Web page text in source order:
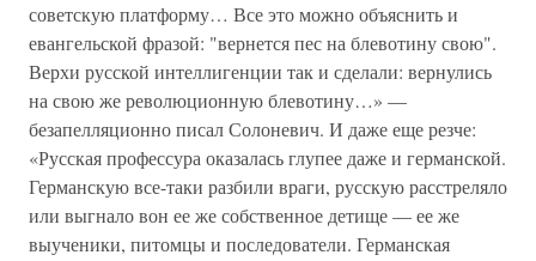
советскую платформу… Все это можно объяснить и
евангельской фразой: "вернется пес на блевотину свою".
Верхи русской интеллигенции так и сделали: вернулись
на свою же революционную блевотину…» —
безапелляционно писал Солоневич. И даже еще резче:
«Русская профессура оказалась глупее даже и германской.
Германскую все-таки разбили враги, русскую расстреляло
или выгнало вон ее же собственное детище — ее же
выученики, питомцы и последователи. Германская